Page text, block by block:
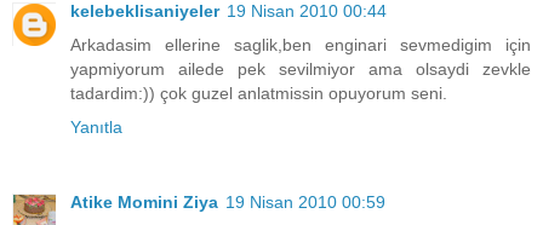
kelebeklisaniyeler 19 Nisan 2010 00:44
Arkadasim ellerine saglik,ben enginari sevmedigim için
yapmiyorum ailede pek sevilmiyor ama olsaydi zevkle
tadardim:)) çok guzel anlatmissin opuyorum seni.
Yanıtla
Atike Momini Ziya 19 Nisan 2010 00:59